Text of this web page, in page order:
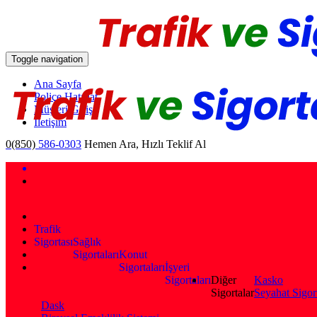
Toggle navigation
Ana Sayfa
Poliçe Hatırlat
Müşteri Girişi
İletişim
0(850) 586-0303 Hemen Ara, Hızlı Teklif Al
Trafik
SigortasıSağlık
SigortalarıKonut
Sigortalarıİşyeri
SigortalarıDiğer
Sigortalar
Kasko
Seyahat
Dask